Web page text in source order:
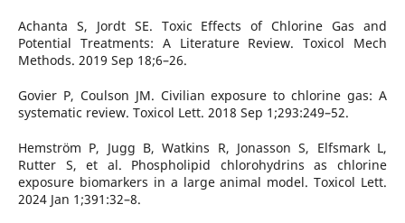
Achanta S, Jordt SE. Toxic Effects of Chlorine Gas and
Potential Treatments: A Literature Review. Toxicol Mech
Methods. 2019 Sep 18;6–26.
Govier P, Coulson JM. Civilian exposure to chlorine gas: A
systematic review. Toxicol Lett. 2018 Sep 1;293:249–52.
Hemström P, Jugg B, Watkins R, Jonasson S, Elfsmark L,
Rutter S, et al. Phospholipid chlorohydrins as chlorine
exposure biomarkers in a large animal model. Toxicol Lett.
2024 Jan 1;391:32–8.